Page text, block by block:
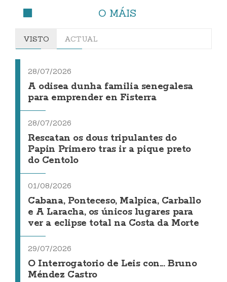
O MÁIS
VISTO ACTUAL
28/07/2026
A odisea dunha familia senegalesa
para emprender en Fisterra
28/07/2026
Rescatan os dous tripulantes do
Papin Primero tras ir a pique preto
do Centolo
01/08/2026
Cabana, Ponteceso, Malpica, Carballo
e A Laracha, os únicos lugares para
ver a eclipse total na Costa da Morte
29/07/2026
O Interrogatorio de Leis con... Bruno
Méndez Castro